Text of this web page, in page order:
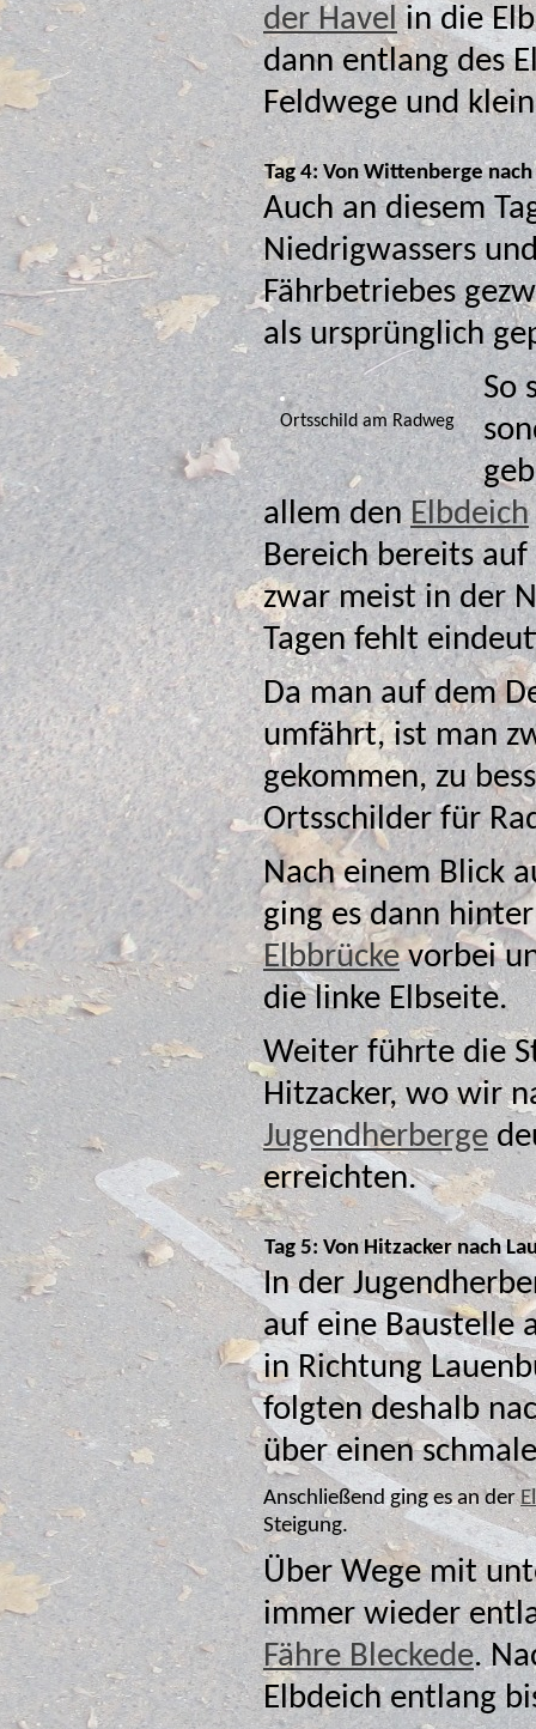
der Havelin die
dann entlang des Elbdeiches oder über verschiedene
Feldwege und
Tag 4: Von Wittenberge
Auch an diesem
Niedrigwassers und der damit
Fährbetriebes
als ursprünglich
Ortsschild am Radweg
So
geblieben.
allem denElbdeich
Bereich bereits auf
zwar meist in der
Da man auf dem
umfährt, ist man
gekommen, zu
Nach einem Blick
ging es dann
Elbbrückevorbei
die linke Elbseite.
Weiter führte die
Jugendherberge
erreichten.
Tag 5: Von Hitzacker nach
In der
auf eine Baustelle
in Richtung Lauenburg hingewiesen. Wir
folgten deshalb
Anschließend ging es an der
Steigung.
Über Wege mit
Fähre Bleckede. Nach der Überfahrt führte die Strecke am
Elbdeich entlang